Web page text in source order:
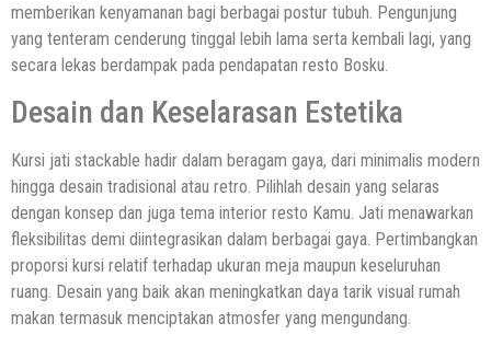
memberikan kenyamanan bagi berbagai postur tubuh. Pengunjung
yang tenteram cenderung tinggal lebih lama serta kembali lagi, yang
secara lekas berdampak pada pendapatan resto Bosku.
Desain dan Keselarasan Estetika
Kursi jati stackable hadir dalam beragam gaya, dari minimalis modern
hingga desain tradisional atau retro. Pilihlah desain yang selaras
dengan konsep dan juga tema interior resto Kamu. Jati menawarkan
fleksibilitas demi diintegrasikan dalam berbagai gaya. Pertimbangkan
proporsi kursi relatif terhadap ukuran meja maupun keseluruhan
ruang. Desain yang baik akan meningkatkan daya tarik visual rumah
makan termasuk menciptakan atmosfer yang mengundang.